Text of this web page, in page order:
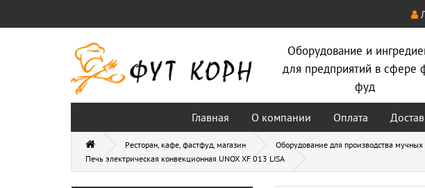
Оборудование и
для предприятий в сфере
фуд
Главная О компании Оплата
Ресторан, кафе, фастфуд, магазин Оборудование для производства
Печь электрическая конвекционная UNOX XF 013 LISA